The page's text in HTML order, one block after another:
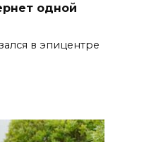
одной
в эпицентре